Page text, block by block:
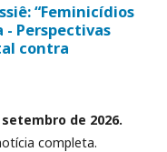
“Feminicídios
- Perspectivas
contra
de 2026.
completa.